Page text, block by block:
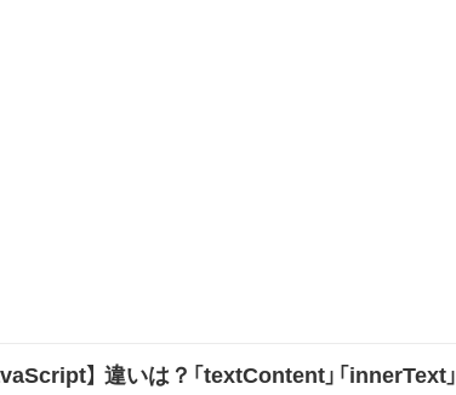
】 違いは？「textContent」「innerText」